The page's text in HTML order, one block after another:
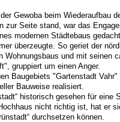
Gewoba beim Wiederaufbau
zur Seite stand, war das
modernen Städtebaus
überzeugte. So geriet der
Wohnungsbaus und mit seinen
gruppiert um einen Anger.
Baugebiets "Gartenstadt
Bauweise realisiert.
historisch gesehen für eine
nicht richtig ist, hat er
durchsetzen können.